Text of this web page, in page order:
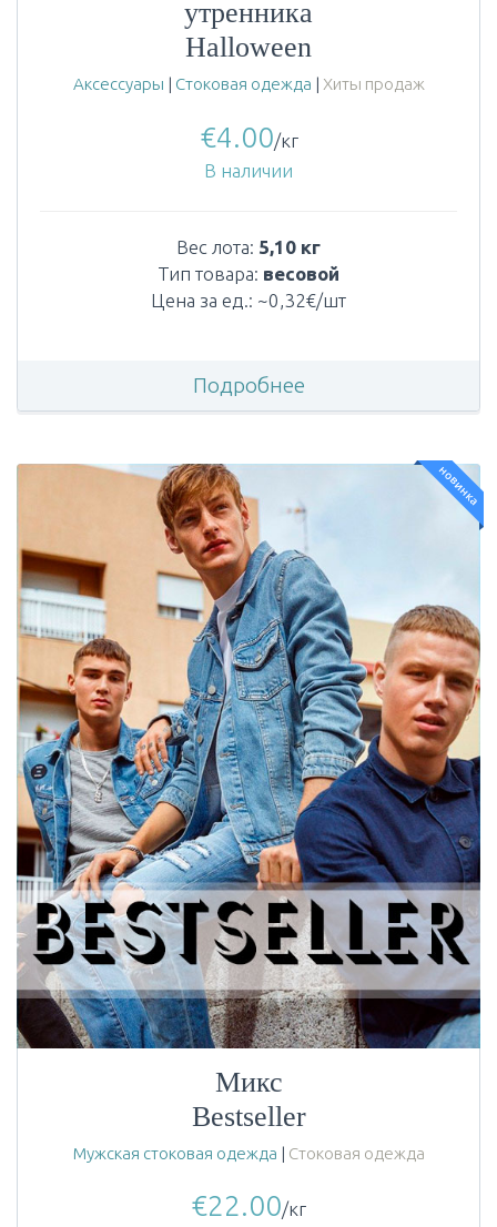
утренника
Halloween
Аксессуары | Стоковая одежда | Хиты продаж
€4.00/кг
В наличии
Вес лота: 5,10 кг
Тип товара: весовой
Цена за ед.: ~0,32€/шт
Подробнее
новинка
Микс
Bestseller
Мужская стоковая одежда | Стоковая одежда
€22.00/кг